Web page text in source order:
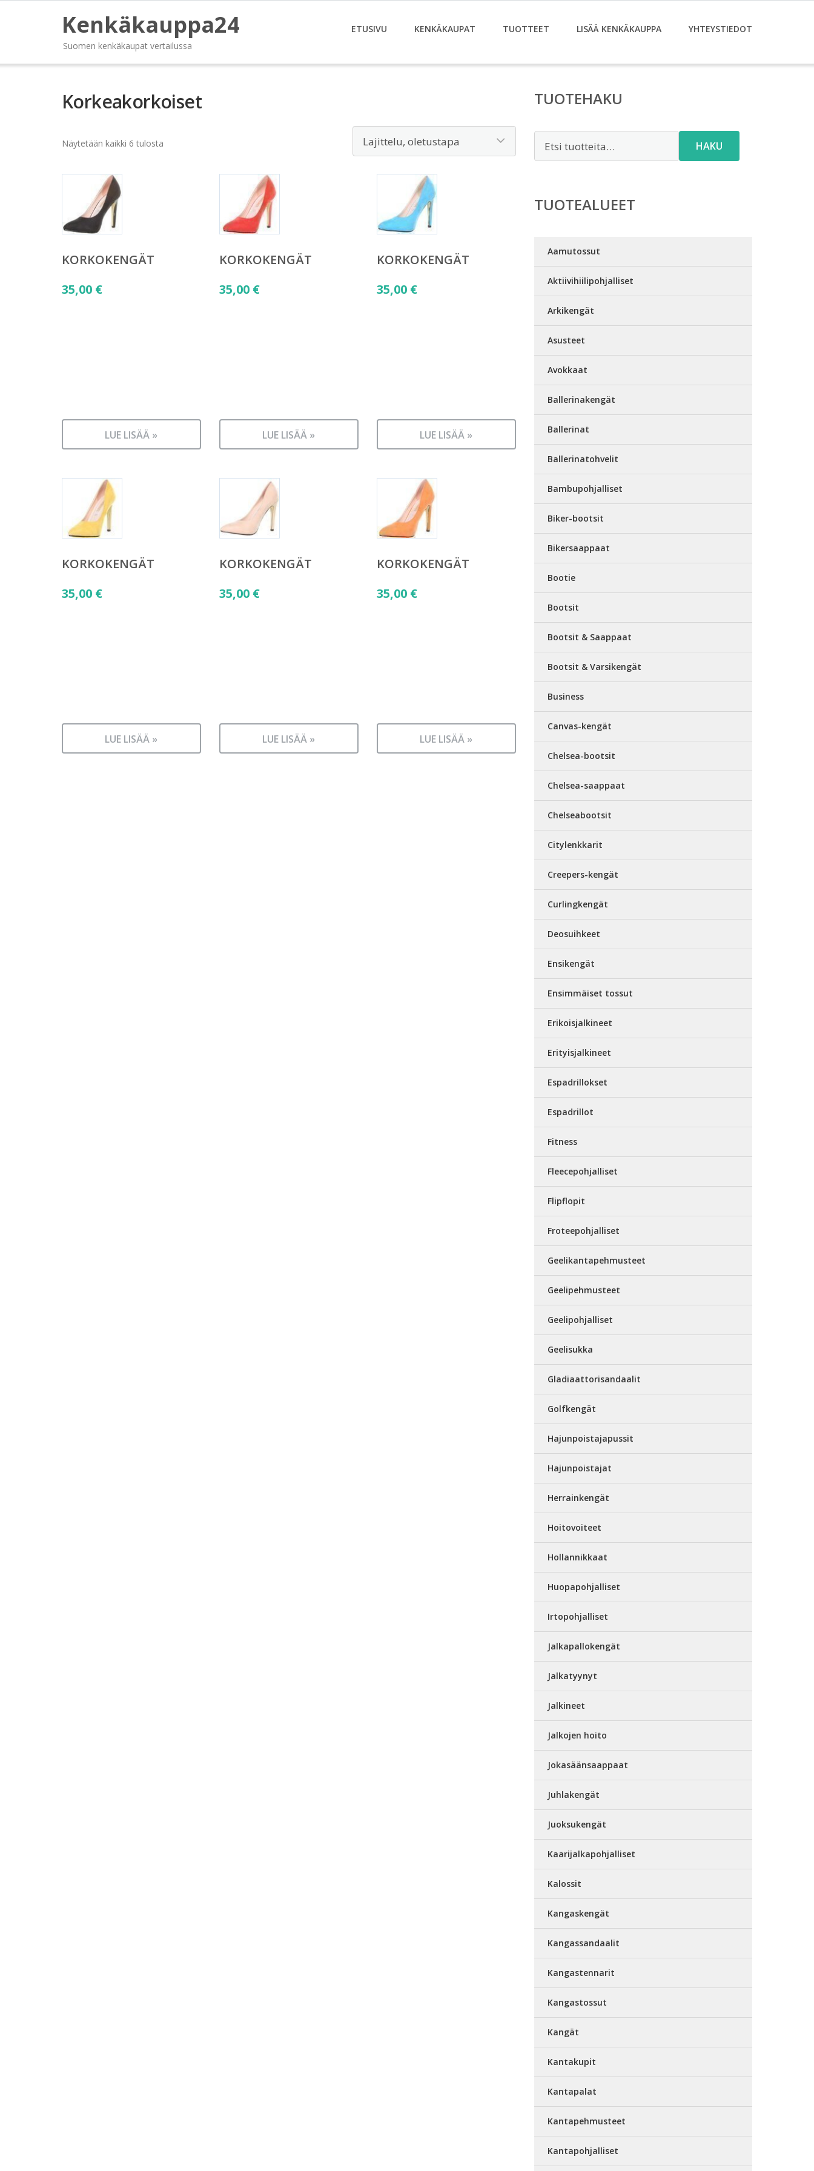
Kenkäkauppa24
Suomen kenkäkaupat vertailussa
ETUSIVU KENKÄKAUPAT TUOTTEET LISÄÄ KENKÄKAUPPA YHTEYSTIEDOT
Korkeakorkoiset
Näytetään kaikki 6 tulosta
KORKOKENGÄT
35,00 €
LUE LISÄÄ »
KORKOKENGÄT
35,00 €
LUE LISÄÄ »
KORKOKENGÄT
35,00 €
LUE LISÄÄ »
KORKOKENGÄT
35,00 €
LUE LISÄÄ »
KORKOKENGÄT
35,00 €
LUE LISÄÄ »
KORKOKENGÄT
35,00 €
LUE LISÄÄ »
TUOTEHAKU
HAKU
TUOTEALUEET
Aamutossut
Aktiivihiilipohjalliset
Arkikengät
Asusteet
Avokkaat
Ballerinakengät
Ballerinat
Ballerinatohvelit
Bambupohjalliset
Biker-bootsit
Bikersaappaat
Bootie
Bootsit
Bootsit & Saappaat
Bootsit & Varsikengät
Business
Canvas-kengät
Chelsea-bootsit
Chelsea-saappaat
Chelseabootsit
Citylenkkarit
Creepers-kengät
Curlingkengät
Deosuihkeet
Ensikengät
Ensimmäiset tossut
Erikoisjalkineet
Erityisjalkineet
Espadrillokset
Espadrillot
Fitness
Fleecepohjalliset
Flipflopit
Froteepohjalliset
Geelikantapehmusteet
Geelipehmusteet
Geelipohjalliset
Geelisukka
Gladiaattorisandaalit
Golfkengät
Hajunpoistajapussit
Hajunpoistajat
Herrainkengät
Hoitovoiteet
Hollannikkaat
Huopapohjalliset
Irtopohjalliset
Jalkapallokengät
Jalkatyynyt
Jalkineet
Jalkojen hoito
Jokasäänsaappaat
Juhlakengät
Juoksukengät
Kaarijalkapohjalliset
Kalossit
Kangaskengät
Kangassandaalit
Kangastennarit
Kangastossut
Kangät
Kantakupit
Kantapalat
Kantapehmusteet
Kantapohjalliset